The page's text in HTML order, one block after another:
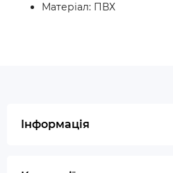
Матеріал: ПВХ
Інформація